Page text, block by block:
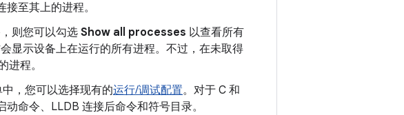
至其上的进程。
则您可以勾选 Show all processes 以查看所有
显示设备上在运行的所有进程。不过，在未取得
程。
中，您可以选择现有的运行/调试配置。对于 C 和
命令、LLDB 连接后命令和符号目录。